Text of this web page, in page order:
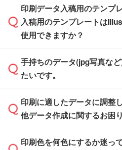
※土日祝日を除く営業日換
※沖縄・離島は追加日数が
ザインソフトがなくても
また、「データ作成サービス
せいただければ、弊社に
タを1点作成いたします。
IllustratorやPhotoshop、
ザインソフトでこだわり
い方は、完全データ入稿
積・ご注文フォームにア
ください。
ご入稿後は経験豊富なス
がないかチェックし、お客
刷に進みますので、ご安心
印刷データ入稿用のテンプ
入稿用のテンプレートは
使用できますか？
一部商品は入稿用テンプ
ます。各商品ページの『印
入稿用のテンプレートは
IllustratorやPhotoshopで開
方」をご確認ください。
手持ちのデータ(jpg写真な
たいです。
印刷に適したデータ・解
タッフが事前に確認いたし
ムへ添付いただくか、担
印刷に適したデータに調整
他データ作成に関するお困
データ作成でお困りの際
印刷色を何色にするか迷っ